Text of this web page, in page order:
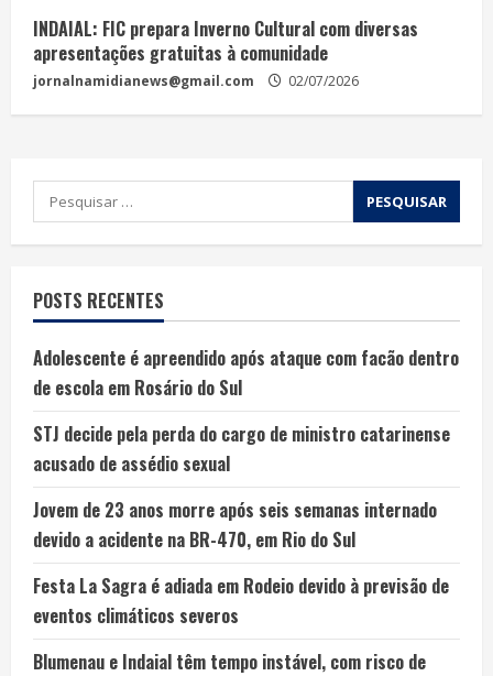
INDAIAL: FIC prepara Inverno Cultural com diversas
apresentações gratuitas à comunidade
jornalnamidianews@gmail.com 02/07/2026
POSTS RECENTES
Adolescente é apreendido após ataque com facão dentro
de escola em Rosário do Sul
STJ decide pela perda do cargo de ministro catarinense
acusado de assédio sexual
Jovem de 23 anos morre após seis semanas internado
devido a acidente na BR-470, em Rio do Sul
Festa La Sagra é adiada em Rodeio devido à previsão de
eventos climáticos severos
Blumenau e Indaial têm tempo instável, com risco de